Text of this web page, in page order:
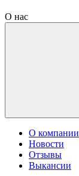
О нас
О компании
Новости
Отзывы
Выкансии